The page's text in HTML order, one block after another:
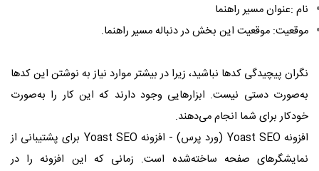
نام :عنوان مسیر راهنما
موقعیت: موقعیت این بخش در دنباله مسیر راهنما.
نگران پیچیدگی کدها نباشید، زیرا در بیشتر موارد نیاز به نوشتن این کدها
به‌صورت دستی نیست. ابزارهایی وجود دارند که این کار را به‌صورت
خودکار برای شما انجام می‌دهند.
افزونه Yoast SEO (ورد پرس) - افزونه Yoast SEO برای پشتیبانی از
نمایشگرهای صفحه ساخته‌شده است. زمانی که این افزونه را در